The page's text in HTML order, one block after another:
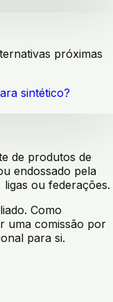
próximas
sintético?
de produtos de
endossado pela
ou federações.
Como
uma comissão por
para si.